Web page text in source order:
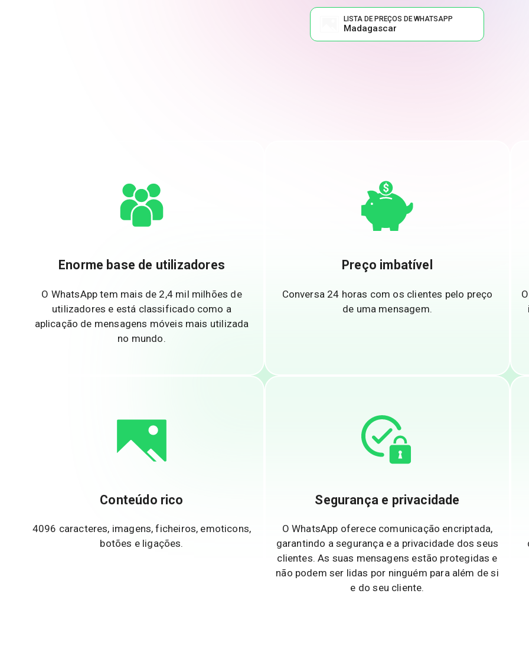
LISTA DE PREÇOS DE WHATSAPP
Madagascar
Enorme base de utilizadores
O WhatsApp tem mais de 2,4 mil milhões de
utilizadores e está classificado como a
aplicação de mensagens móveis mais utilizada
no mundo.
Preço imbatível
Conversa 24 horas com os clientes pelo preço
de uma mensagem.
Conteúdo rico
4096 caracteres, imagens, ficheiros, emoticons,
botões e ligações.
Segurança e privacidade
O WhatsApp oferece comunicação encriptada,
garantindo a segurança e a privacidade dos seus
clientes. As suas mensagens estão protegidas e
não podem ser lidas por ninguém para além de si
e do seu cliente.